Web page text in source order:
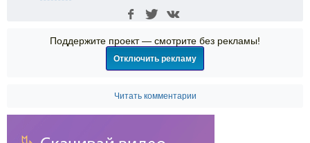
Поддержите проект — смотрите без рекламы!
Отключить рекламу
Читать комментарии